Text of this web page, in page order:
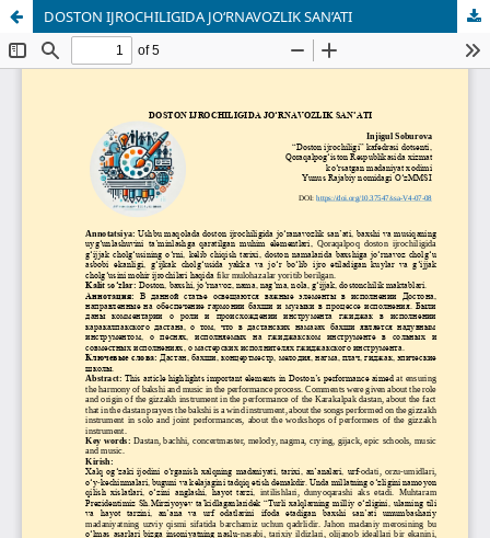
DOSTON IJROCHILIGIDA JO‘RNAVOZLIK SAN’ATI